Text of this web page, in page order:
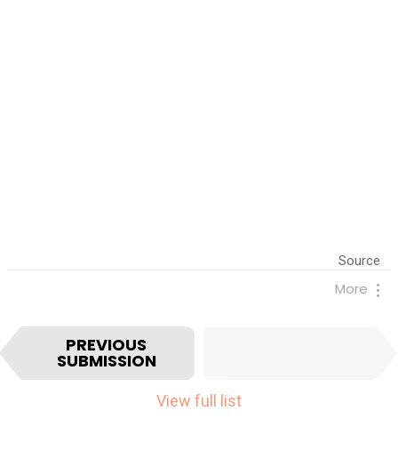
Source
More
I
t
PREVIOUS
SUBMISSION
View full list